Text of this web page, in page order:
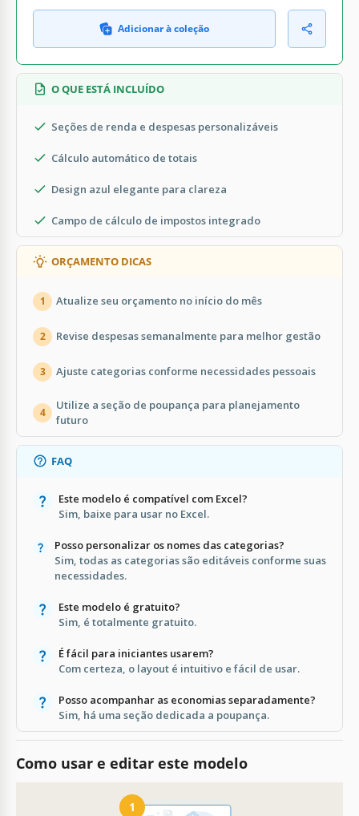
Adicionar à coleção
O QUE ESTÁ INCLUÍDO
Seções de renda e despesas personalizáveis
Cálculo automático de totais
Design azul elegante para clareza
Campo de cálculo de impostos integrado
ORÇAMENTO DICAS
1 Atualize seu orçamento no início do mês
2 Revise despesas semanalmente para melhor gestão
3 Ajuste categorias conforme necessidades pessoais
4
Utilize a seção de poupança para planejamento
futuro
FAQ
Este modelo é compatível com Excel?
Sim, baixe para usar no Excel.
Posso personalizar os nomes das categorias?
Sim, todas as categorias são editáveis conforme suas
necessidades.
Este modelo é gratuito?
Sim, é totalmente gratuito.
É fácil para iniciantes usarem?
Com certeza, o layout é intuitivo e fácil de usar.
Posso acompanhar as economias separadamente?
Sim, há uma seção dedicada a poupança.
Como usar e editar este modelo
1